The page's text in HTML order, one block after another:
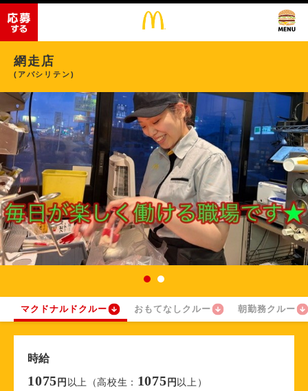
網走店
(アバシリテン)
マクドナルドクルー おもてなしクルー 朝勤務クルー
時給
1075 円 以上（高校生： 1075 円 以上）